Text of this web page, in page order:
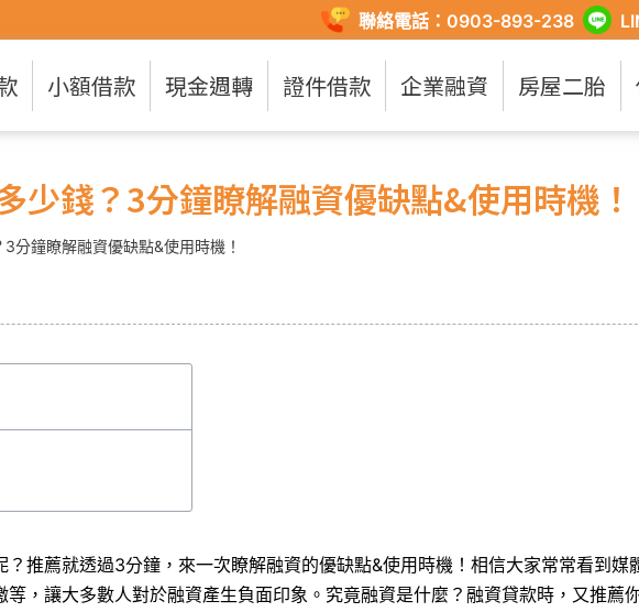
聯絡電話：0903-893-238
小額借款 現金週轉 證件借款 企業融資 房屋二胎
少錢？3分鐘瞭解融資優缺點&使用時機！
分鐘瞭解融資優缺點&使用時機！
推薦就透過3分鐘，來一次瞭解融資的優缺點&使用時機！相信大家常常看到媒
，讓大多數人對於融資產生負面印象。究竟融資是什麼？融資貸款時，又推薦